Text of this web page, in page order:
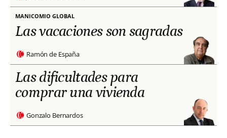
MANICOMIO GLOBAL
Las vacaciones son sagradas
Ramón de España
Las dificultades para
comprar una vivienda
Gonzalo Bernardos